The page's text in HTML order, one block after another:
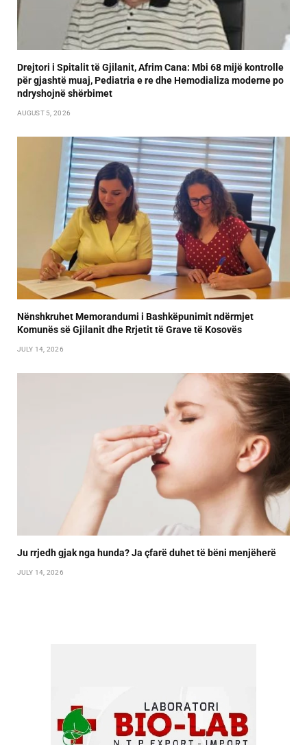
Drejtori i Spitalit të Gjilanit, Afrim Cana: Mbi 68 mijë kontrolle
për gjashtë muaj, Pediatria e re dhe Hemodializa moderne po
ndryshojnë shërbimet
AUGUST 5, 2026
Nënshkruhet Memorandumi i Bashkëpunimit ndërmjet
Komunës së Gjilanit dhe Rrjetit të Grave të Kosovës
JULY 14, 2026
Ju rrjedh gjak nga hunda? Ja çfarë duhet të bëni menjëherë
JULY 14, 2026